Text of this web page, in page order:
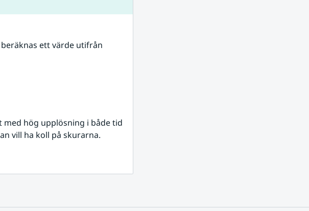
ett värde utifrån
hög upplösning i både tid
vill ha koll på skurarna.